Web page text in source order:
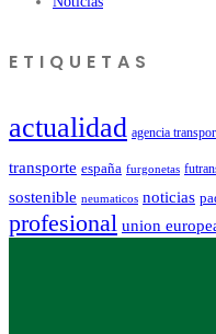
ETIQUETAS
actualidad agencia
transporte españa furgonetas
sostenible neumaticos noticias
profesional union